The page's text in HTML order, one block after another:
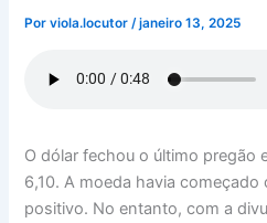
Porviola.locutor/janeiro 13, 2025
O dólar fechou o último pregão
6,10. A moeda havia
positivo. No entanto, com a